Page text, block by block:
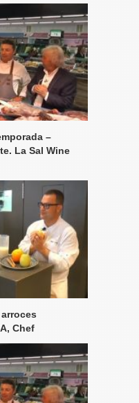
–
La Sal Wine
Chef